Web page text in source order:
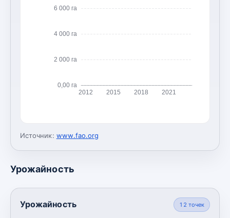
0,00 га
2 000 га
4 000 га
6 000 га
2012 2015 2018 2021
Источник: www.fao.org
Урожайность
Урожайность 12 точек